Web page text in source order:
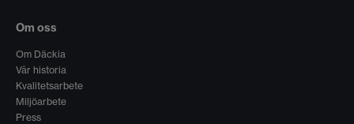
Om oss
Om Däckia
Vår historia
Kvalitetsarbete
Miljöarbete
Press